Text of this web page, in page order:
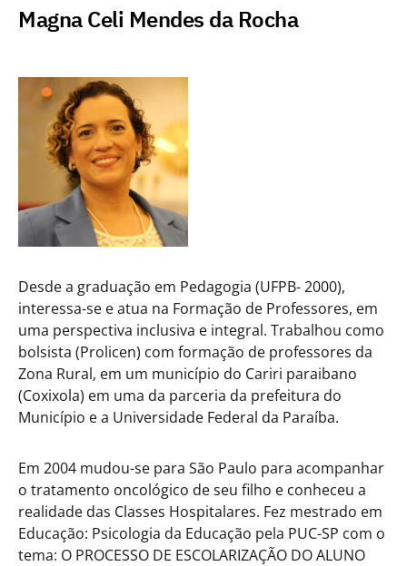
Magna Celi Mendes da Rocha
Desde a graduação em Pedagogia (UFPB- 2000),
interessa-se e atua na Formação de Professores, em
uma perspectiva inclusiva e integral. Trabalhou como
bolsista (Prolicen) com formação de professores da
Zona Rural, em um município do Cariri paraibano
(Coxixola) em uma da parceria da prefeitura do
Município e a Universidade Federal da Paraíba.
Em 2004 mudou-se para São Paulo para acompanhar
o tratamento oncológico de seu filho e conheceu a
realidade das Classes Hospitalares. Fez mestrado em
Educação: Psicologia da Educação pela PUC-SP com o
tema: O PROCESSO DE ESCOLARIZAÇÃO DO ALUNO